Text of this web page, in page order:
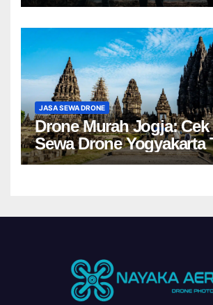
JASA SEWA DRONE
Drone Murah Jogja: Cek
Sewa Drone Yogyakarta